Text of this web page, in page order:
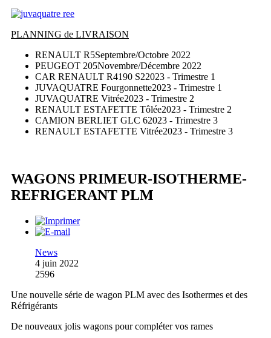
PLANNING de LIVRAISON
RENAULT R5Septembre/Octobre 2022
PEUGEOT 205Novembre/Décembre 2022
CAR RENAULT R4190 S22023 - Trimestre 1
JUVAQUATRE Fourgonnette2023 - Trimestre 1
JUVAQUATRE Vitrée2023 - Trimestre 2
RENAULT ESTAFETTE Tôlée2023 - Trimestre 2
CAMION BERLIET GLC 62023 - Trimestre 3
RENAULT ESTAFETTE Vitrée2023 - Trimestre 3
WAGONS PRIMEUR-ISOTHERME-
REFRIGERANT PLM
News
4 juin 2022
2596
Une nouvelle série de wagon PLM avec des Isothermes et des
Réfrigérants
De nouveaux jolis wagons pour compléter vos rames